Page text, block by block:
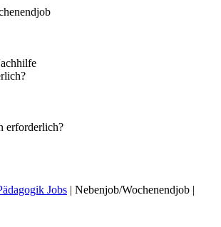
erforderlich?
Jobs | Nebenjob/Wochenendjob |